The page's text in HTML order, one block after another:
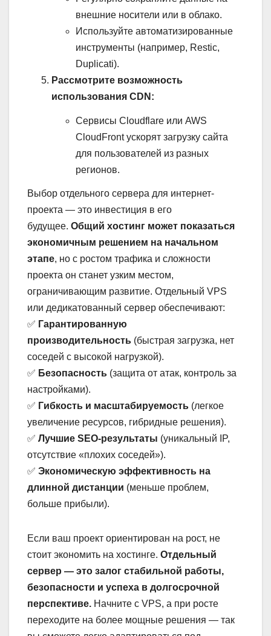
внешние носители или в облако.
Используйте автоматизированные
инструменты (например, Restic,
Duplicati).
Рассмотрите возможность
использования CDN:
Сервисы Cloudflare или AWS
CloudFront ускорят загрузку сайта
для пользователей из разных
регионов.
Выбор отдельного сервера для интернет-
проекта — это инвестиция в его
будущее. Общий хостинг может показаться
экономичным решением на начальном
этапе, но с ростом трафика и сложности
проекта он станет узким местом,
ограничивающим развитие. Отдельный VPS
или дедикатованный сервер обеспечивают:
✅ Гарантированную
производительность (быстрая загрузка, нет
соседей с высокой нагрузкой).
✅ Безопасность (защита от атак, контроль за
настройками).
✅ Гибкость и масштабируемость (легкое
увеличение ресурсов, гибридные решения).
✅ Лучшие SEO-результаты (уникальный IP,
отсутствие «плохих соседей»).
✅ Экономическую эффективность на
длинной дистанции (меньше проблем,
больше прибыли).
Если ваш проект ориентирован на рост, не
стоит экономить на хостинге. Отдельный
сервер — это залог стабильной работы,
безопасности и успеха в долгосрочной
перспективе. Начните с VPS, а при росте
переходите на более мощные решения — так